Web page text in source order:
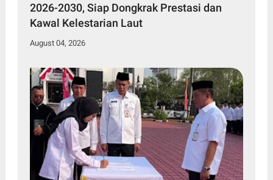
2026-2030, Siap Dongkrak Prestasi dan
Kawal Kelestarian Laut
August 04, 2026